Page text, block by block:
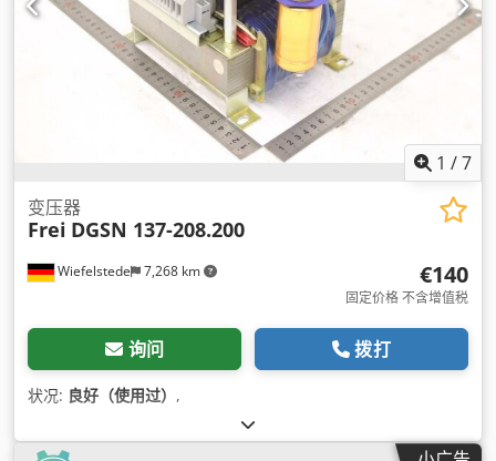
1 /7
Wiefelstede 7,268 km
变压器
Frei DGSN 137-208.200
€140
固定价格 不含增值税
询问 拨打
状况: 良好（使用过） ,